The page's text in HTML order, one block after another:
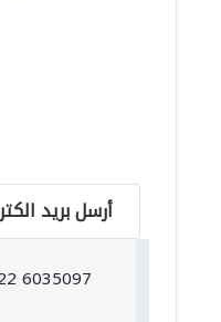
أرسل بريد
6035097